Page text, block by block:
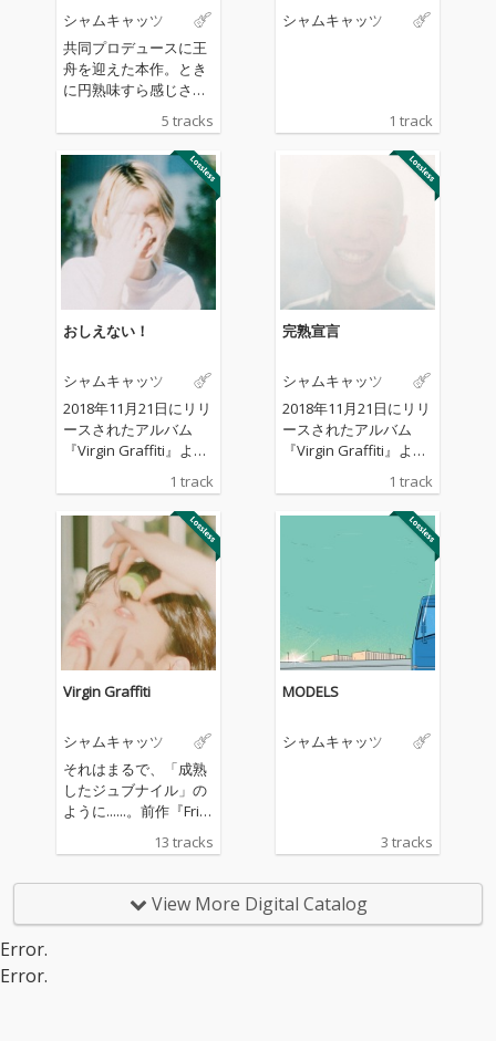
シャムキャッツ
共同プロデュースに王
舟を迎えた本作。とき
に円熟味すら感じさせ
るソングライティング
と更にふくよかな詩情
を増したリリック、キ
ャッチーなリフレイン
を伴いながら軽やかに
ロックするアンサンブ
ル、さらに存在感を増
した各種シンセサイザ
ーのヴィヴィッドな音
像、それら全てにシャ
ムキャッツの現在の姿
が鮮やかに映し出され
5 tracks
シャムキャッツ
1 track
おしえない！
シャムキャッツ
2018年11月21日にリリ
ースされたアルバム
『Virgin Graffiti』より
信限定でシングルカッ
ト。 アコースティック
ギターのアルペジオと
エレキギターのリヴァ
ーブが現実と夢の狭間
の幻想世界を描き出
し、心地の良いリズム
がそれをゆっくりと動
かしていく。
1 track
完熟宣言
シャムキャッツ
2018年11月21日にリリ
ースされたアルバム
『Virgin Graffiti』より
「完熟宣言」を配信限
定でシングルカット。
バンド史上初めてメン
バー全員でボーカルを
た。 世の中の人が感じ
ている、当たり前だっ
た色々なことが徐々に
無くなっていく喪失感
の中で、シャムキャッ
いこうぜ」とエールを
1 track
Virgin Graffiti
シャムキャッツ
それはまるで、「成熟
したジュブナイル」の
ように......。前作『Frie
グ・ライティング、ア
とシンプリシティを究
めた“プレーン・ロッ
13 tracks
MODELS
シャムキャッツ
3 tracks
View More Digital Catalog
Error.
Error.